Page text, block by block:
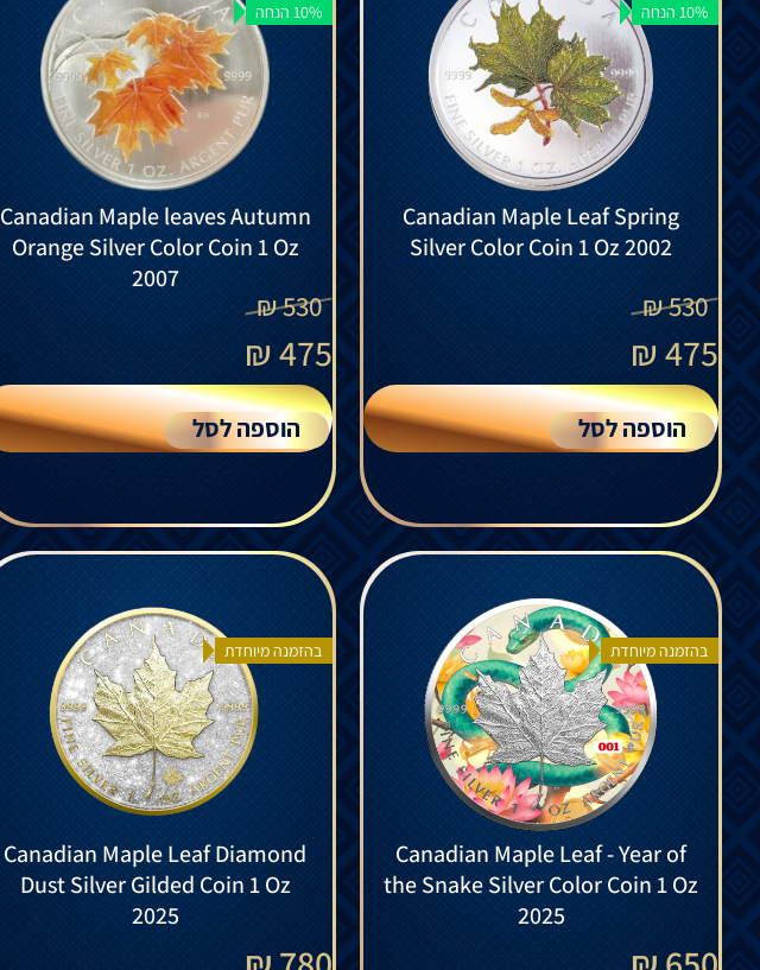
10% הנחה
Canadian Maple Leaf Spring
Silver Color Coin 1 Oz 2002
530
₪
475
₪
הוספה לסל
10% הנחה
Canadian Maple leaves Autumn
Orange Silver Color Coin 1 Oz
2007
530
₪
475
₪
הוספה לסל
בהזמנה מיוחדת
Canadian Maple Leaf - Year of
the Snake Silver Color Coin 1 Oz
2025
בהזמנה מיוחדת
Canadian Maple Leaf Diamond
Dust Silver Gilded Coin 1 Oz
2025